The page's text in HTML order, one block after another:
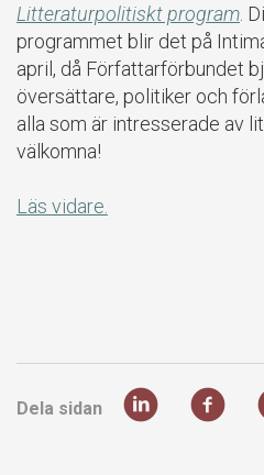
Litteraturpolitiskt program .
programmet blir det på
april, då Författarförbundet
översättare, politiker och
alla som är intresserade av
välkomna!
Läs vidare.
Dela sidan